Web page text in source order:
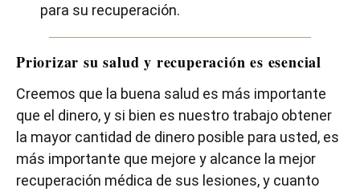
para su recuperación.
Priorizar su salud y recuperación es esencial
Creemos que la buena salud es más importante
que el dinero, y si bien es nuestro trabajo obtener
la mayor cantidad de dinero posible para usted, es
más importante que mejore y alcance la mejor
recuperación médica de sus lesiones, y cuanto